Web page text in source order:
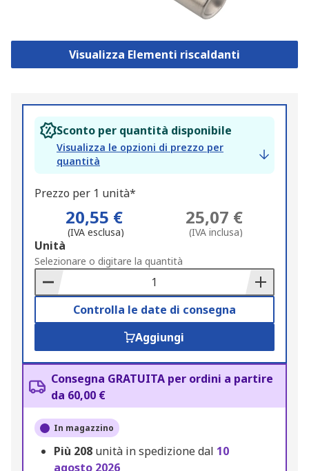
Visualizza Elementi riscaldanti
Sconto per quantità disponibile
Visualizza le opzioni di prezzo per
quantità
Prezzo per 1 unità*
20,55 €
(IVA esclusa)
25,07 €
(IVA inclusa)
Add
to
Basket
Unità
Selezionare o digitare la quantità
Controlla le date di consegna
Aggiungi
Consegna GRATUITA per ordini a partire
da 60,00 €
In magazzino
Più 208 unità in spedizione dal 10
agosto 2026